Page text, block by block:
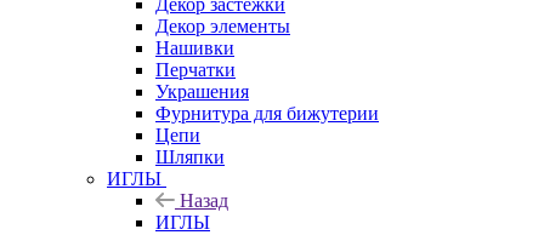
Декор застежки
Декор элементы
Нашивки
Перчатки
Украшения
Фурнитура для бижутерии
Цепи
Шляпки
ИГЛЫ
Назад
ИГЛЫ